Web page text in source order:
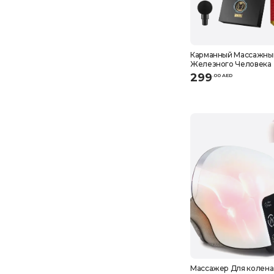
Карманный
Железного Человека
299.00 AED
Массажер Для